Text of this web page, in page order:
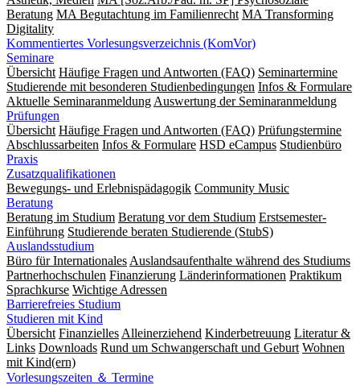
Beratung MA Begut­ach­tung im Fami­lien­recht MA Transforming
Digitality
Kommentiertes Vorlesungsverzeichnis (KomVor)
Seminare
Übersicht Häufige Fragen und Antworten (FAQ) Seminartermine
Studierende mit besonderen Studienbedingungen Infos & Formulare
Aktuelle Seminaranmeldung Auswertung der Seminaranmeldung
Prüfungen
Übersicht Häufige Fragen und Antworten (FAQ) Prüfungstermine
Abschlussarbeiten Infos & Formulare HSD eCampus Studienbüro
Praxis
Zusatzqualifikationen
Bewegungs- und Erlebnispädagogik Community Music
Beratung
Beratung im Studium Beratung vor dem Studium Erstsemester-
Einführung Studierende beraten Studierende (StubS)
Auslandsstudium
Büro für Internationales Auslandsaufenthalte während des Studiums
Partnerhochschulen Finanzierung Länderinformationen Praktikum
Sprachkurse Wichtige Adressen
Barrierefreies Studium
Studieren mit Kind
Übersicht Finanzielles Alleinerziehend Kinderbetreuung Literatur &
Links Downloads Rund um Schwangerschaft und Geburt Wohnen
mit Kind(ern)
Vorlesungszeiten ＆ Termine